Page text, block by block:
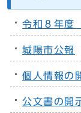
令和８年度
城陽市公報
個人情報の
公文書の開